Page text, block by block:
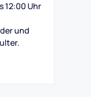
12:00 Uhr
und